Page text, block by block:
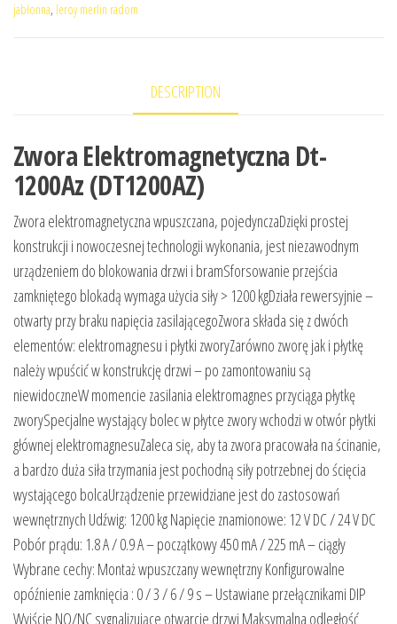
jabłonna, leroy merlin radom
DESCRIPTION
Zwora Elektromagnetyczna Dt-
1200Az (DT1200AZ)
Zwora elektromagnetyczna wpuszczana, pojedynczaDzięki prostej
konstrukcji i nowoczesnej technologii wykonania, jest niezawodnym
urządzeniem do blokowania drzwi i bramSforsowanie przejścia
zamkniętego blokadą wymaga użycia siły > 1200 kgDziała rewersyjnie –
otwarty przy braku napięcia zasilającegoZwora składa się z dwóch
elementów: elektromagnesu i płytki zworyZarówno zworę jak i płytkę
należy wpuścić w konstrukcję drzwi – po zamontowaniu są
niewidoczneW momencie zasilania elektromagnes przyciąga płytkę
zworySpecjalne wystający bolec w płytce zwory wchodzi w otwór płytki
głównej elektromagnesuZaleca się, aby ta zwora pracowała na ścinanie,
a bardzo duża siła trzymania jest pochodną siły potrzebnej do ścięcia
wystającego bolcaUrządzenie przewidziane jest do zastosowań
wewnętrznych Udźwig: 1200 kg Napięcie znamionowe: 12 V DC / 24 V DC
Pobór prądu: 1.8 A / 0.9 A – początkowy 450 mA / 225 mA – ciągły
Wybrane cechy: Montaż wpuszczany wewnętrzny Konfigurowalne
opóźnienie zamknięcia : 0 / 3 / 6 / 9 s – Ustawiane przełącznikami DIP
Wyjście NO/NC sygnalizujące otwarcie drzwi Maksymalna odległość